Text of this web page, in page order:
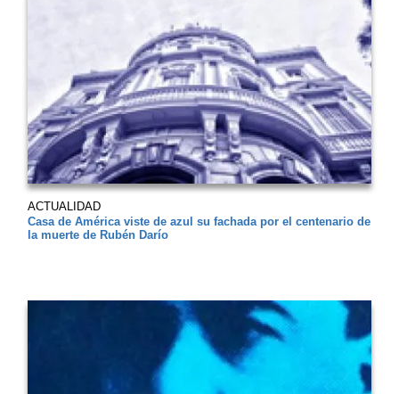
ACTUALIDAD
Casa de América viste de azul su fachada por el centenario de
la muerte de Rubén Darío